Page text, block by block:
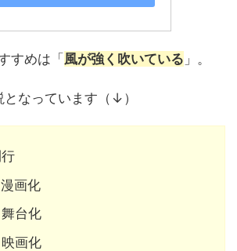
すめは「風が強く吹いている 」。
なっています（↓）
画化
台化
画化